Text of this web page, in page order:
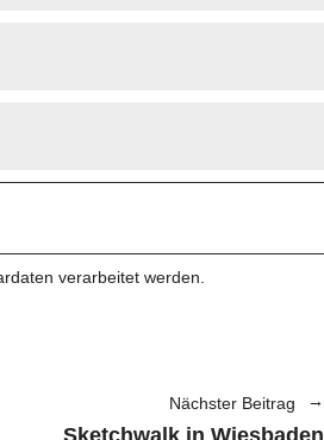
verarbeitet werden.
Nächster Beitrag
Sketchwalk in Wiesbaden